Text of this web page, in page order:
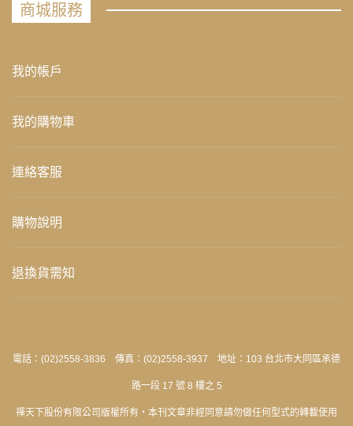
商城服務
我的帳戶
我的購物車
連絡客服
購物說明
退換貨需知
電話：(02)2558-3836 傳真：(02)2558-3937 地址：103 台北市大同區承德
路一段 17 號 8 樓之 5
禪天下股份有限公司版權所有‧本刊文章非經同意請勿做任何型式的轉載使用